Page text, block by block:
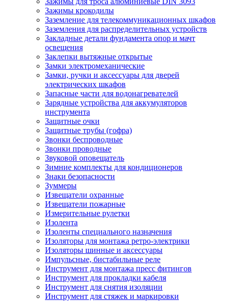
Зажимы крокодилы
Заземление для телекоммуникационных шкафов
Заземления для распределительных устройств
Закладные детали фундамента опор и мачт
освещения
Заклепки вытяжные открытые
Замки электромеханические
Замки, ручки и аксессуары для дверей
электрических шкафов
Запасные части для водонагревателей
Зарядные устройства для аккумуляторов
инструмента
Защитные очки
Защитные трубы (гофра)
Звонки беспроводные
Звонки проводные
Звуковой оповещатель
Зимние комплекты для кондиционеров
Знаки безопасности
Зуммеры
Извещатели охранные
Извещатели пожарные
Измерительные рулетки
Изолента
Изоленты специального назначения
Изоляторы для монтажа ретро-электрики
Изоляторы шинные и аксессуары
Импульсные, бистабильные реле
Инструмент для монтажа пресс фитингов
Инструмент для прокладки кабеля
Инструмент для снятия изоляции
Инструмент для стяжек и маркировки